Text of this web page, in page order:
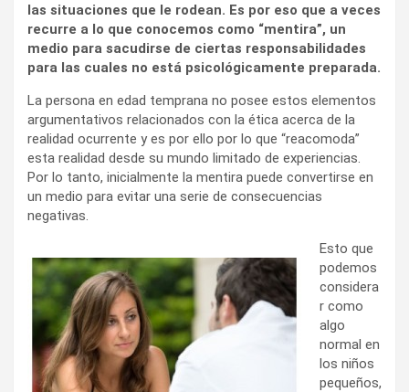
las situaciones que le rodean. Es por eso que a veces
recurre a lo que conocemos como “mentira”, un
medio para sacudirse de ciertas responsabilidades
para las cuales no está psicológicamente preparada.
La persona en edad temprana no posee estos elementos
argumentativos relacionados con la ética acerca de la
realidad ocurrente y es por ello por lo que “reacomoda”
esta realidad desde su mundo limitado de experiencias.
Por lo tanto, inicialmente la mentira puede convertirse en
un medio para evitar una serie de consecuencias
negativas.
Esto que
podemos
considera
r como
algo
normal en
los niños
pequeños,